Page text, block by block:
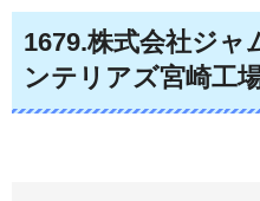
1679.株式会社ジャ
ンテリアズ宮崎工